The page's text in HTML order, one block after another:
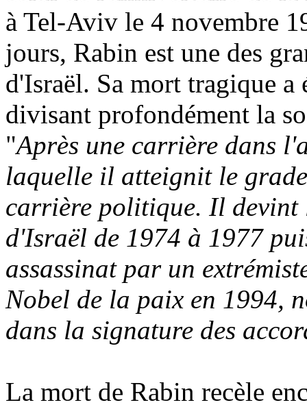
à Tel-Aviv le 4 novembre
jours, Rabin est une des
d'Israël. Sa mort tragique a
divisant profondément la
"Après une carrière dans
laquelle il atteignit le
carrière politique. Il devint
d'Israël de 1974 à 1977
assassinat par un
Nobel de la paix en 1994,
dans la signature des
La mort de Rabin recèle